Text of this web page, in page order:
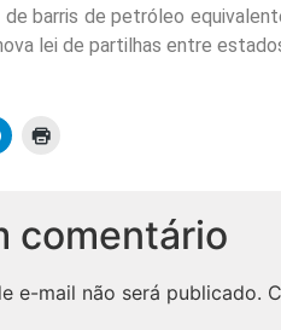
barris de petróleo
lei de partilhas entre
comentário
e-mail não será publicado.